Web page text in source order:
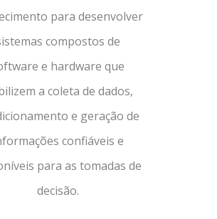
para desenvolver
compostos de
e hardware que
a coleta de dados,
e geração de
confiáveis e
para as tomadas de
decisão.